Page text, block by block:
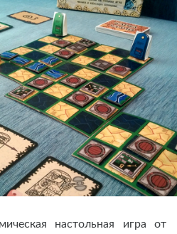
настольная игра от